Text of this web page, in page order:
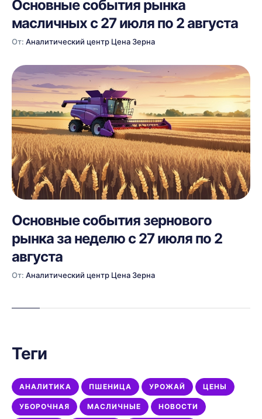
Основные события рынка
масличных с 27 июля по 2 августа
От: Аналитический центр Цена Зерна
Основные события зернового
рынка за неделю с 27 июля по 2
августа
От: Аналитический центр Цена Зерна
Теги
АНАЛИТИКА ПШЕНИЦА УРОЖАЙ ЦЕНЫ
УБОРОЧНАЯ МАСЛИЧНЫЕ НОВОСТИ